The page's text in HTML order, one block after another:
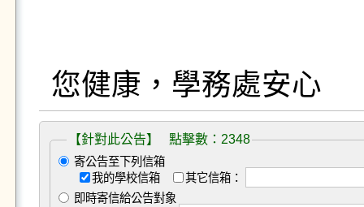
【針對此公告】 點擊數：2348
寄公告至下列信箱
我的學校信箱
其它信箱：
即時寄信給公告對象